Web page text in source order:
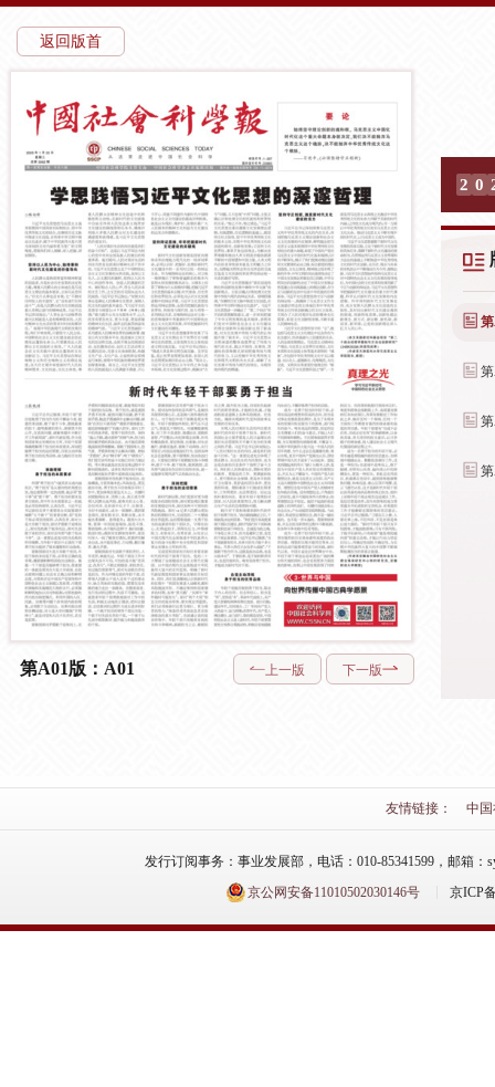
返回版首
第A01版：A01 上一版 下一版
2 0
友情链接： 中
发行订阅事务：事业发展部，电话：010-85341599，邮箱：
京公网安备11010502030146号
京ICP